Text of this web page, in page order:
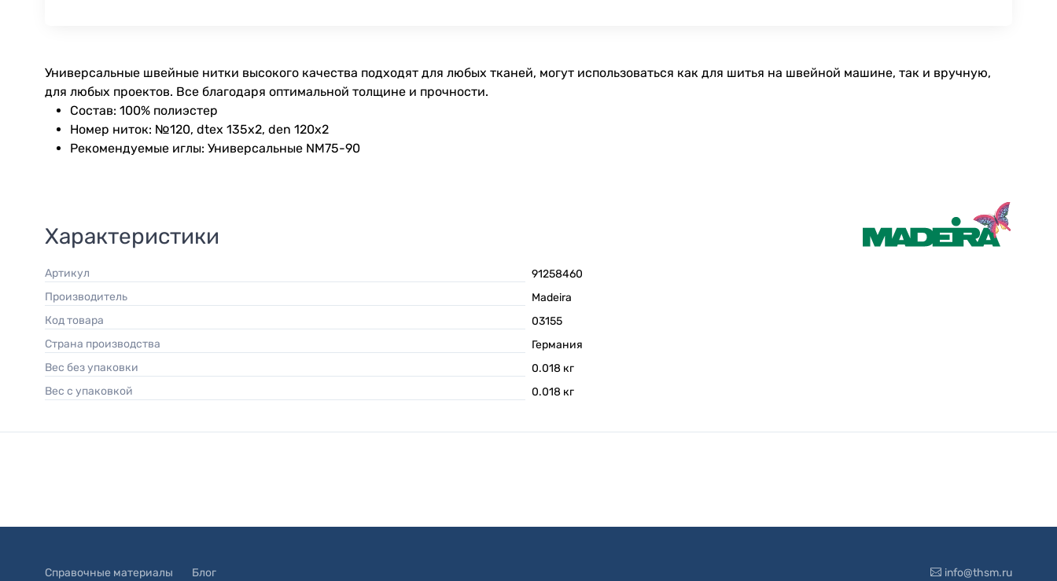
Универсальные швейные нитки высокого качества подходят для любых тканей, могут использоваться как для шитья на швейной машине, так и вручную,
для любых проектов. Все благодаря оптимальной толщине и прочности.
Состав: 100% полиэстер
Номер ниток: №120, dtex 135x2, den 120x2
Рекомендуемые иглы: Универсальные NM75-90
Характеристики
Артикул
91258460
Производитель
Madeira
Код товара
03155
Страна производства
Германия
Вес без упаковки
0.018 кг
Вес с упаковкой
0.018 кг
Справочные материалы Блог info@thsm.ru